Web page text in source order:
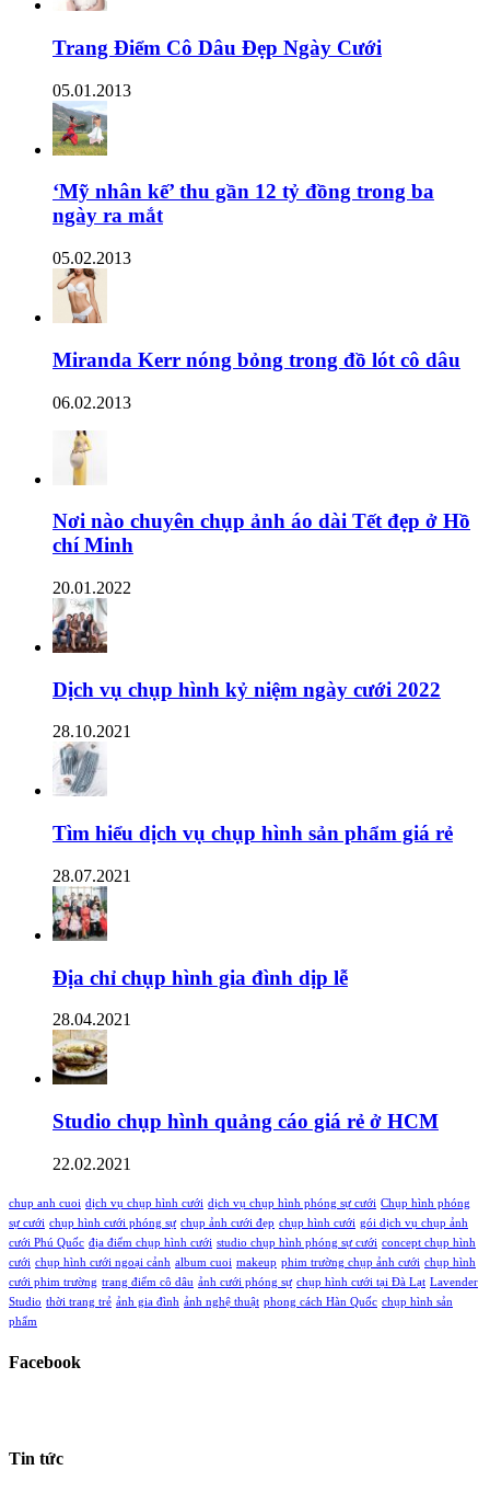
Trang Điểm Cô Dâu Đẹp Ngày Cưới
05.01.2013
‘Mỹ nhân kế’ thu gần 12 tỷ đồng trong ba
ngày ra mắt
05.02.2013
Miranda Kerr nóng bỏng trong đồ lót cô dâu
06.02.2013
Nơi nào chuyên chụp ảnh áo dài Tết đẹp ở Hồ
chí Minh
20.01.2022
Dịch vụ chụp hình kỷ niệm ngày cưới 2022
28.10.2021
Tìm hiểu dịch vụ chụp hình sản phẩm giá rẻ
28.07.2021
Địa chỉ chụp hình gia đình dịp lễ
28.04.2021
Studio chụp hình quảng cáo giá rẻ ở HCM
22.02.2021
chup anh cuoi dịch vụ chụp hình cưới dịch vụ chụp hình phóng sự cưới Chụp hình phóng
sự cưới chụp hình cưới phóng sự chụp ảnh cưới đẹp chụp hình cưới gói dịch vụ chụp ảnh
cưới Phú Quốc địa điểm chụp hình cưới studio chụp hình phóng sự cưới concept chụp hình
cưới chụp hình cưới ngoại cảnh album cuoi makeup phim trường chụp ảnh cưới chụp hình
cưới phim trường trang điểm cô dâu ảnh cưới phóng sự chụp hình cưới tại Đà Lạt Lavender
Studio thời trang trẻ ảnh gia đình ảnh nghệ thuật phong cách Hàn Quốc chụp hình sản
phẩm
Facebook
Tin tức